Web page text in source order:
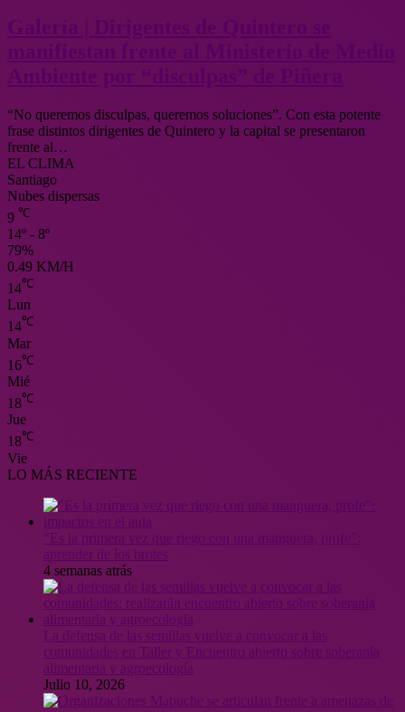
“No queremos disculpas, queremos soluciones”. Con esta potente
frase distintos dirigentes de Quintero y la capital se presentaron
frente al…
EL CLIMA
Santiago
Nubes dispersas
9 ℃
14º - 8º
79%
0.49 KM/H
14℃
Lun
14℃
Mar
16℃
Mié
18℃
Jue
18℃
Vie
LO MÁS RECIENTE
4 semanas atrás
Julio 10, 2026